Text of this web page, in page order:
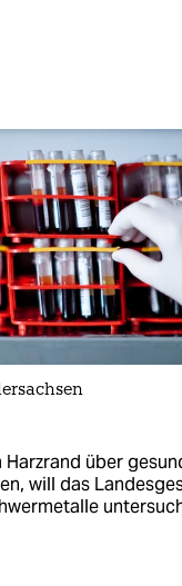
Harzrand über
will das